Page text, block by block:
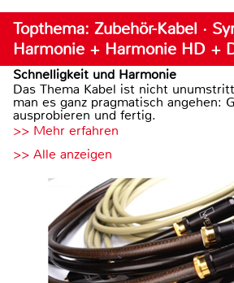
Topthema: Zubehör-Kabel ·
Harmonie + Harmonie HD +
Schnelligkeit und Harmonie
Das Thema Kabel ist nicht
man es ganz pragmatisch angehen:
ausprobieren und fertig.
>> Mehr erfahren
>> Alle anzeigen